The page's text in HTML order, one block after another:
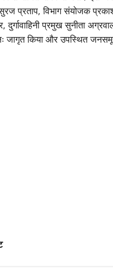
प्रताप, विभाग संयोजक
दुर्गावाहिनी प्रमुख सुनीता
जागृत किया और उपस्थित